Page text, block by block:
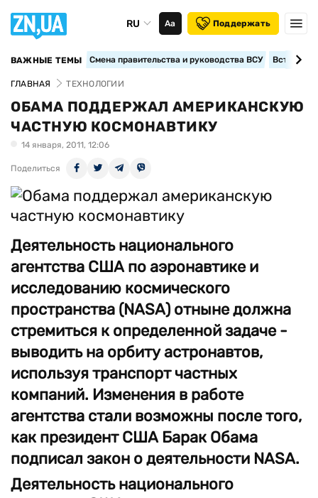
RU Аа Поддержать
ВАЖНЫЕ ТЕМЫ Смена правительства и руководства ВСУ
ГЛАВНАЯ ТЕХНОЛОГИИ
ОБАМА ПОДДЕРЖАЛ АМЕРИКАНСКУЮ
ЧАСТНУЮ КОСМОНАВТИКУ
14 января, 2011, 12:06
Поделиться
Деятельность национального
агентства США по аэронавтике и
исследованию космического
пространства (NASA) отныне должна
стремиться к определенной задаче -
выводить на орбиту астронавтов,
используя транспорт частных
компаний. Изменения в работе
агентства стали возможны после того,
как президент США Барак Обама
подписал закон о деятельности NASA.
Деятельность национального